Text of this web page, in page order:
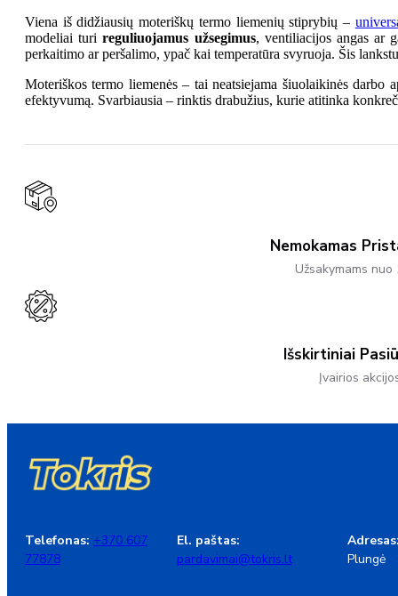
Viena iš didžiausių moteriškų termo liemenių stiprybių –
modeliai turireguliuojamus užsegimus, ventiliacijos angas ar
perkaitimo ar peršalimo, ypač kai temperatūra svyruoja. Šis
Moteriškos termo liemenės – tai neatsiejama šiuolaikinės
efektyvumą. Svarbiausia – rinktis drabužius, kurie atitinka
Nemokamas
Užsakymams nuo
Išskirtiniai
Įvairios
Telefonas: +370 607
77878
El. paštas:
pardavimai@tokris.lt
Plungė